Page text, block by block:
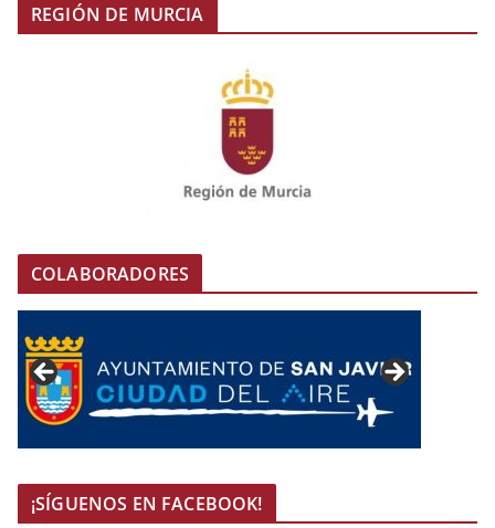
REGIÓN DE MURCIA
COLABORADORES
¡SÍGUENOS EN FACEBOOK!